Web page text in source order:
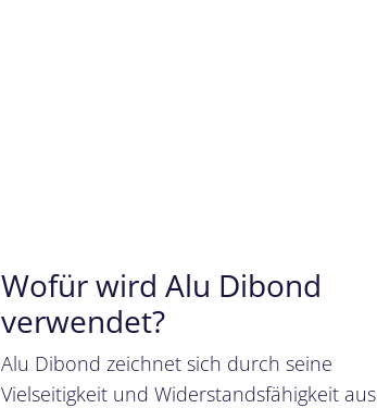
Wofür wird Alu Dibond
verwendet?
Alu Dibond zeichnet sich durch seine
Vielseitigkeit und Widerstandsfähigkeit aus